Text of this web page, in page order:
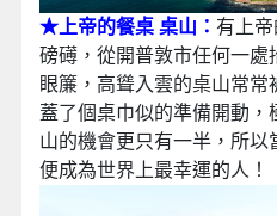
★上帝的餐桌 桌山： 有上
磅礡，從開普敦市任何一處
眼簾，高聳入雲的桌山常常
蓋了個桌巾似的準備開動，
山的機會更只有一半，所以
便成為世界上最幸運的人！